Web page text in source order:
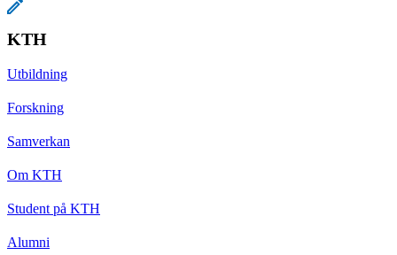
KTH
Utbildning
Forskning
Samverkan
Om KTH
Student på KTH
Alumni